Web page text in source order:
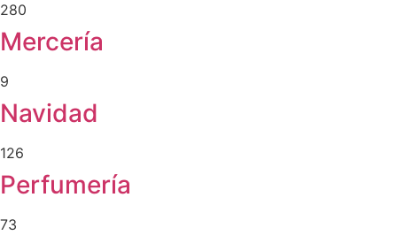
280
Mercería
9
Navidad
126
Perfumería
73